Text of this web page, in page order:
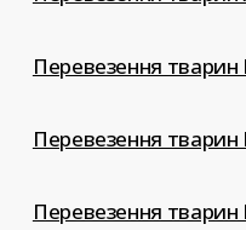
Перевезення тварин
Перевезення тварин
Перевезення тварин